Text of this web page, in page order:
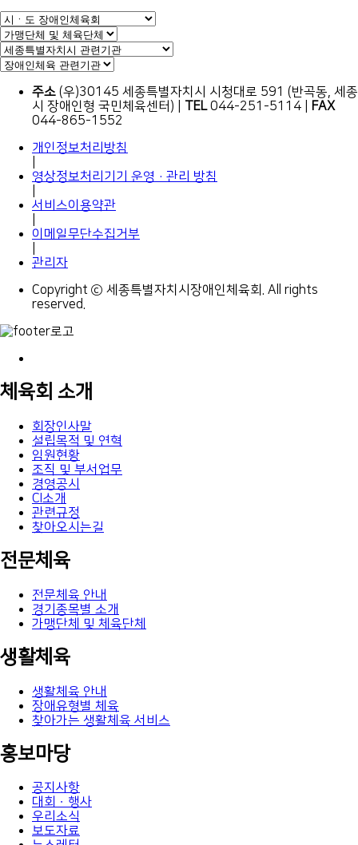
주소 (우)30145 세종특별자치시 시청대로 591 (반곡동, 세종
시 장애인형 국민체육센터)
TEL044-251-5114
FAX
044-865-1552
개인정보처리방침
영상정보처리기기 운영·관리 방침
서비스이용약관
이메일무단수집거부
관리자
Copyright ⓒ 세종특별자치시장애인체육회. All rights
reserved.
체육회 소개
회장인사말
설립목적 및 연혁
임원현황
조직 및 부서업무
경영공시
CI소개
관련규정
찾아오시는길
전문체육
전문체육 안내
경기종목별 소개
가맹단체 및 체육단체
생활체육
생활체육 안내
장애유형별 체육
찾아가는 생활체육 서비스
홍보마당
공지사항
대회ㆍ행사
우리소식
보도자료